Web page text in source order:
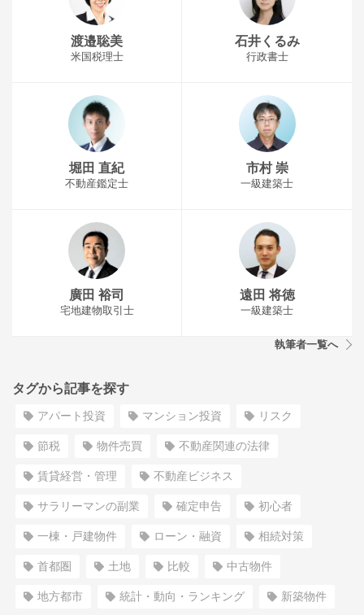
渡邉聡美
米国税理士
石井くるみ
行政書士
堀田 直紀
不動産鑑定士
市村 崇
一級建築士
廣田 裕司
宅地建物取引士
遠田 将徳
一級建築士
執筆者一覧へ
タグから記事を探す
アパート投資 マンション投資 リスク
節税 物件売買 不動産関連の法律
賃貸経営・管理 不動産ビジネス
サラリーマンの副業 確定申告 初心者
一棟・戸建物件 ローン・融資 相続対策
首都圏 土地 比較 中古物件
地方都市 統計・動向・ランキング 新築物件